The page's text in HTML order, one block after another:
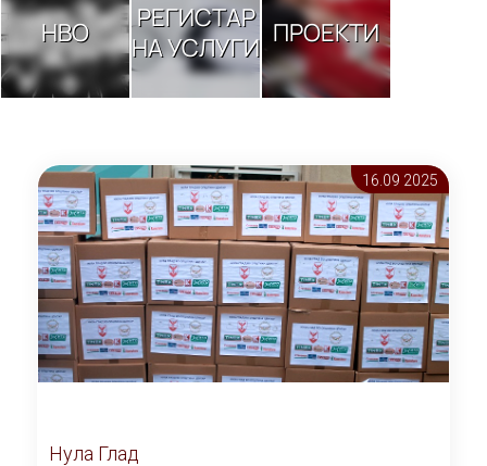
НВО
РЕГИСТАР
НА УСЛУГИ ПРОЕКТИ
16.09 2025
Нула Глад